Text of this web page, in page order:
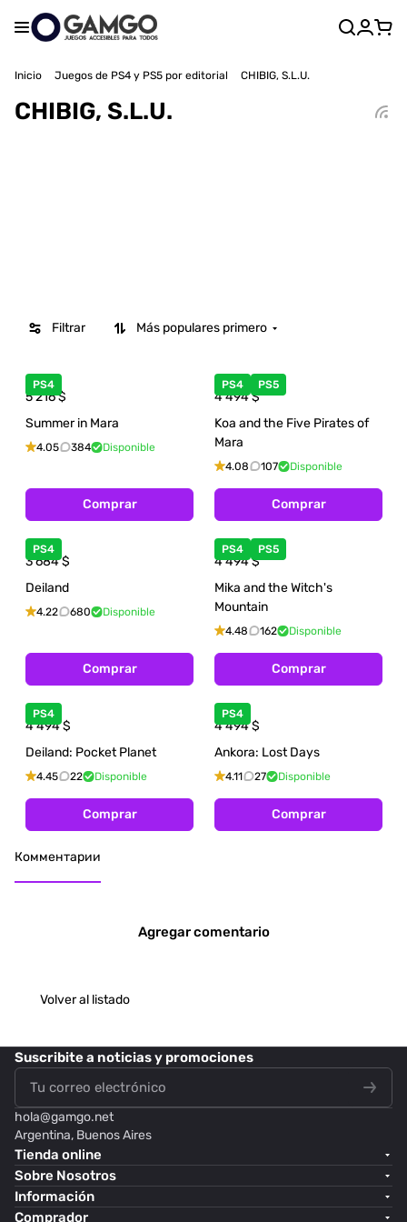
Inicio Juegos de PS4 y PS5 por editorial CHIBIG, S.L.U.
CHIBIG, S.L.U.
Filtrar Más populares primero
PS4
5 216$
Summer in Mara
4.05 384 Disponible
Comprar
PS4 PS5
4 494$
Koa and the Five Pirates of
Mara
4.08 107 Disponible
Comprar
PS4
3 684$
Deiland
4.22 680 Disponible
Comprar
PS4 PS5
4 494$
Mika and the Witch's
Mountain
4.48 162 Disponible
Comprar
PS4
4 494$
Deiland: Pocket Planet
4.45 22 Disponible
Comprar
PS4
4 494$
Ankora: Lost Days
4.11 27 Disponible
Comprar
Комментарии
Agregar comentario
Volver al listado
Suscribitea noticias y promociones
hola@gamgo.net
Argentina, Buenos Aires
Tienda online
Sobre Nosotros
Información
Comprador